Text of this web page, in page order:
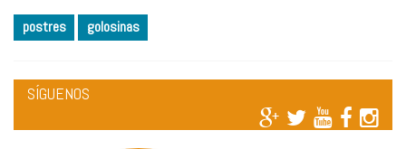
postres golosinas
SÍGUENOS